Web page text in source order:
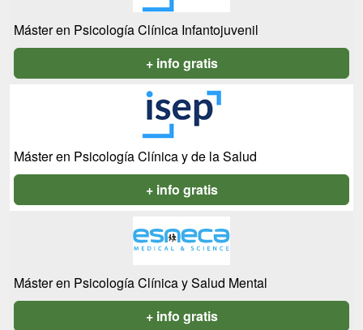
Máster en Psicología Clínica Infantojuvenil
+ info gratis
Máster en Psicología Clínica y de la Salud
+ info gratis
Máster en Psicología Clínica y Salud Mental
+ info gratis